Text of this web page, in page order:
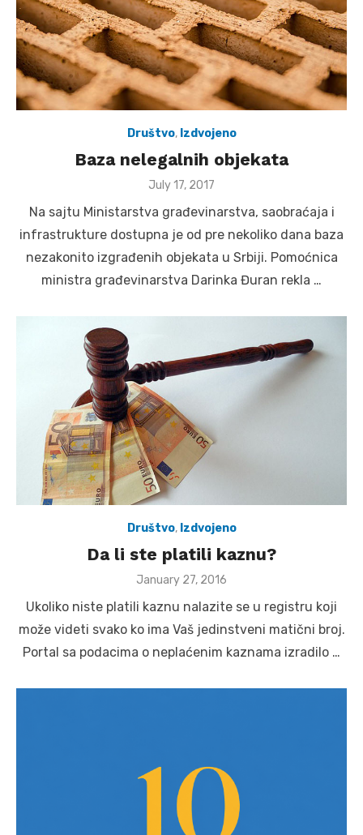
Društvo, Izdvojeno
Baza nelegalnih objekata
Posted
July 17, 2017
Na sajtu Ministarstva građevinarstva, saobraćaja i
infrastrukture dostupna je od pre nekoliko dana baza
nezakonito izgrađenih objekata u Srbiji. Pomoćnica
ministra građevinarstva Darinka Đuran rekla …
Društvo, Izdvojeno
Da li ste platili kaznu?
Posted
January 27, 2016
Ukoliko niste platili kaznu nalazite se u registru koji
može videti svako ko ima Vaš jedinstveni matični broj.
Portal sa podacima o neplaćenim kaznama izradilo …